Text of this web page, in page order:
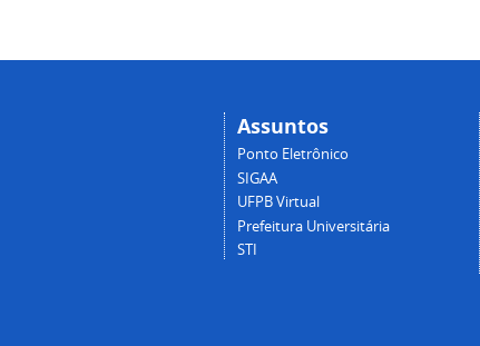
Assuntos
Ponto Eletrônico
SIGAA
UFPB Virtual
Prefeitura Universitária
STI